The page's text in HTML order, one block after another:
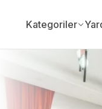
Kategoriler
Ücretsiz Teklif Al